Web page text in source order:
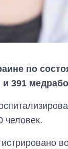
по
и 391
человек.